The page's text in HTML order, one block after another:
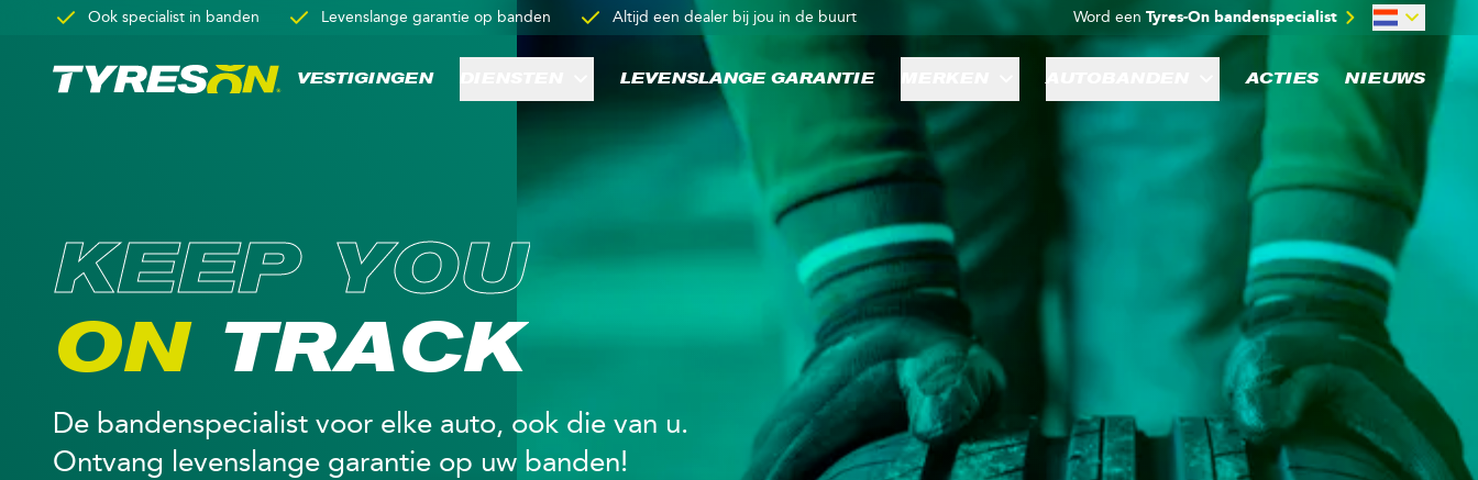
Overslaan en naar de inhoud gaan
Ook specialist in banden Levenslange garantie op banden Altijd een dealer bij jou in de buurt Word een Tyres-On bandenspecialist
VESTIGINGEN LEVENSLANGE GARANTIE ACTIES NIEUWS
KEEP YOU
ON TRACK
De bandenspecialist voor elke auto, ook die van u.
Ontvang levenslange garantie op uw banden!